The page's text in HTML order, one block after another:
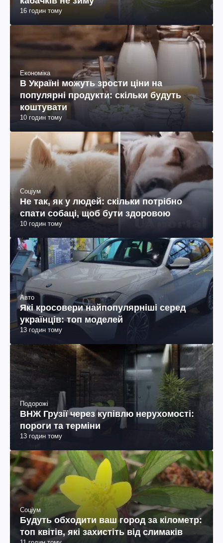
16 годин тому
Економіка
В Україні можуть зрости ціни на
популярні продукти: скільки будуть
коштувати
10 годин тому
Соціум
Не так, як у людей: скільки потрібно
спати собаці, щоб бути здоровою
10 годин тому
Авто
Які кросовери найпопулярніші серед
українців: топ моделей
13 годин тому
Подорожі
ВНЖ Грузії через купівлю нерухомості:
пороги та терміни
13 годин тому
Соціум
Будуть обходити ваш город за кілометр:
топ квітів, які захистіть від слимаків